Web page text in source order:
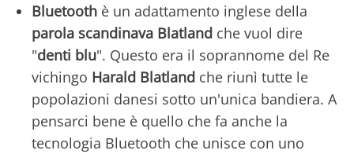
Bluetooth è un adattamento inglese della
parola scandinava Blatland che vuol dire
"denti blu". Questo era il soprannome del Re
vichingo Harald Blatland che riunì tutte le
popolazioni danesi sotto un'unica bandiera. A
pensarci bene è quello che fa anche la
tecnologia Bluetooth che unisce con uno